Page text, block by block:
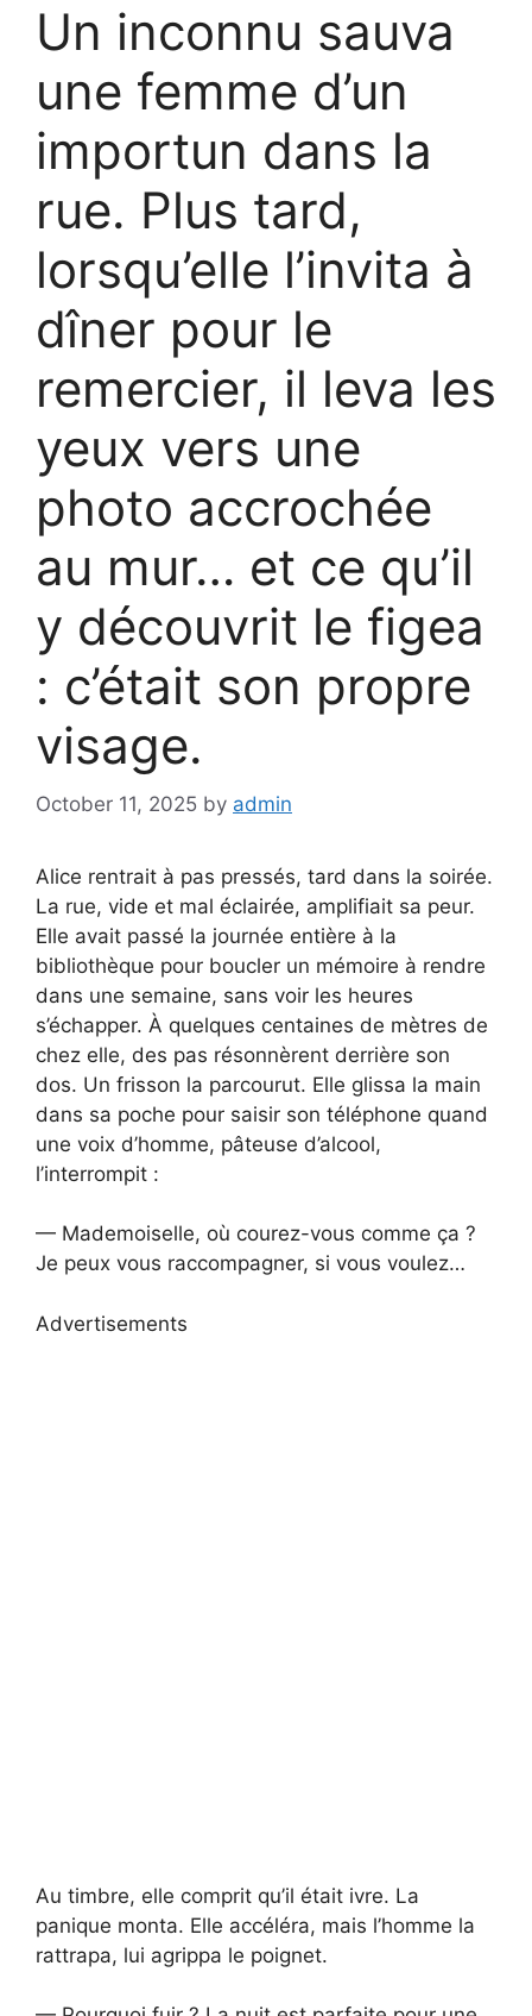
Un inconnu sauva
une femme d’un
importun dans la
rue. Plus tard,
lorsqu’elle l’invita à
dîner pour le
remercier, il leva les
yeux vers une
photo accrochée
au mur… et ce qu’il
y découvrit le figea
: c’était son propre
visage.
October 11, 2025 by admin
Alice rentrait à pas pressés, tard dans la soirée.
La rue, vide et mal éclairée, amplifiait sa peur.
Elle avait passé la journée entière à la
bibliothèque pour boucler un mémoire à rendre
dans une semaine, sans voir les heures
s’échapper. À quelques centaines de mètres de
chez elle, des pas résonnèrent derrière son
dos. Un frisson la parcourut. Elle glissa la main
dans sa poche pour saisir son téléphone quand
une voix d’homme, pâteuse d’alcool,
l’interrompit :
— Mademoiselle, où courez-vous comme ça ?
Je peux vous raccompagner, si vous voulez…
Advertisements
Au timbre, elle comprit qu’il était ivre. La
panique monta. Elle accéléra, mais l’homme la
rattrapa, lui agrippa le poignet.